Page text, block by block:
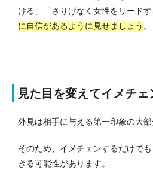
ける」「さりげなく女性をリードす
に自信があるように見せましょう 。
見た目を変えてイメチェ
外見は相手に与える第一印象の大部
そのため、イメチェンするだけで
きる可能性があります。